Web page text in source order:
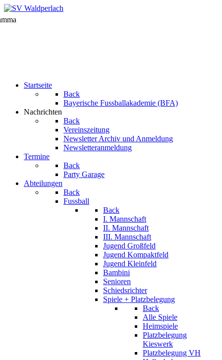
Startseite
Back
Bayerische Fussballakademie (BFA)
Nachrichten
Back
Vereinszeitung
Newsletter Archiv und Anmeldung
Newsletteranmeldung
Termine
Back
Party Garage
Abteilungen
Back
Fussball
Back
I. Mannschaft
II. Mannschaft
III. Mannschaft
Jugend Großfeld
Jugend Kompaktfeld
Jugend Kleinfeld
Bambini
Senioren
Schiedsrichter
Spiele + Platzbelegung
Back
Alle Spiele
Heimspiele
Platzbelegung
Kieswerk
Platzbelegung VH